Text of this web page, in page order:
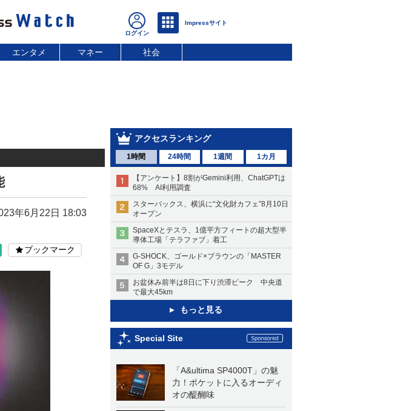
エンタメ マネー 社会
アクセスランキング
1時間 24時間 1週間 1カ月
【アンケート】8割がGemini利用、ChatGPTは
68% AI利用調査
スターバックス、横浜に“文化財カフェ”8月10日
オープン
SpaceXとテスラ、1億平方フィートの超大型半
導体工場「テラファブ」着工
G-SHOCK、ゴールド×ブラウンの「MASTER
OF G」3モデル
お盆休み前半は8日に下り渋滞ピーク 中央道
で最大45km
もっと見る
Special Site
「A&ultima SP4000T」の魅
力！ポケットに入るオーディ
オの醍醐味
年6月22日 18:03
ブックマーク